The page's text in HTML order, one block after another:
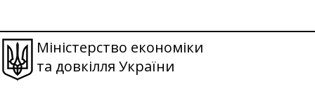
Міністерство економіки
та довкілля України